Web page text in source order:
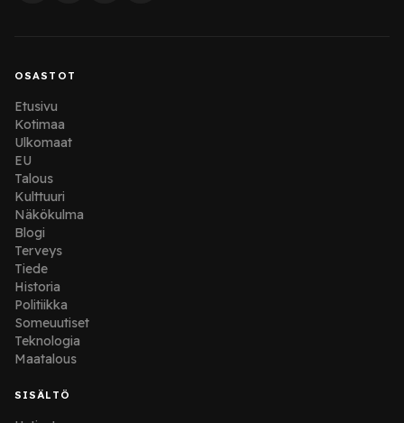
OSASTOT
Etusivu
Kotimaa
Ulkomaat
EU
Talous
Kulttuuri
Näkökulma
Blogi
Terveys
Tiede
Historia
Politiikka
Someuutiset
Teknologia
Maatalous
SISÄLTÖ